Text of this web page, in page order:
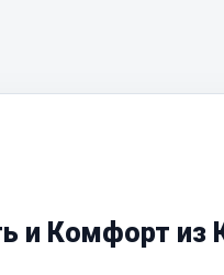
и Комфорт из